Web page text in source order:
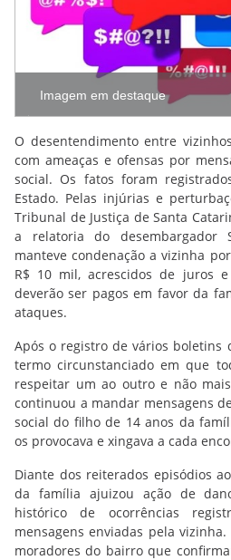
Imagem em destaque
O desentendimento entre
com ameaças e ofensas por
social. Os fatos foram
Estado. Pelas injúrias e
Tribunal de Justiça de Santa
a relatoria do desembargador
manteve condenação a vizinha
R$ 10 mil, acrescidos de juros
deverão ser pagos em favor da
ataques.
Após o registro de vários boletins
termo circunstanciado em que
respeitar um ao outro e não
continuou a mandar mensagens
social do filho de 14 anos da
os provocava e xingava a cada
Diante dos reiterados episódios
da família ajuizou ação de
histórico de ocorrências
mensagens enviadas pela
moradores do bairro que